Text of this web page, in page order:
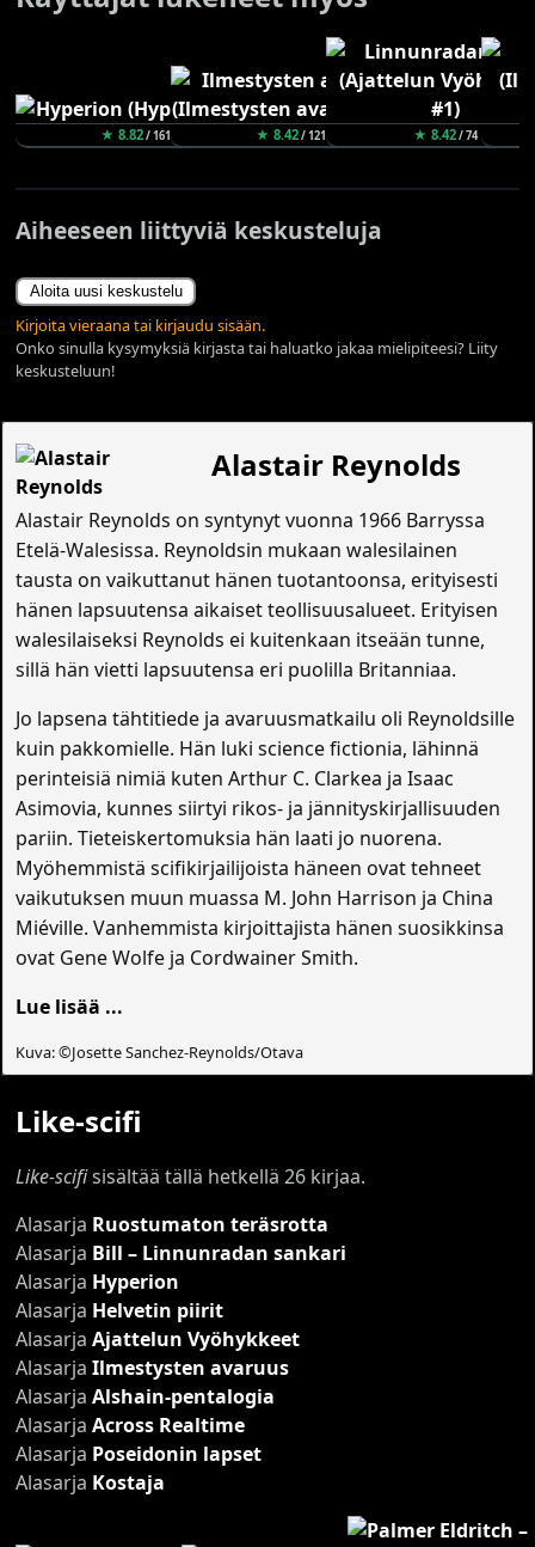
★ 8.82/ 161 ★ 8.42/ 121 ★ 8.42/ 74
Aiheeseen liittyviä keskusteluja
Aloita uusi keskustelu
Kirjoita vieraana tai kirjaudu sisään.
Onko sinulla kysymyksiä kirjasta tai haluatko jakaa mielipiteesi? Liity
keskusteluun!
Alastair Reynolds
Alastair Reynolds on syntynyt vuonna 1966 Barryssa
Etelä-Walesissa. Reynoldsin mukaan walesilainen
tausta on vaikuttanut hänen tuotantoonsa, erityisesti
hänen lapsuutensa aikaiset teollisuusalueet. Erityisen
walesilaiseksi Reynolds ei kuitenkaan itseään tunne,
sillä hän vietti lapsuutensa eri puolilla Britanniaa.
Jo lapsena tähtitiede ja avaruusmatkailu oli Reynoldsille
kuin pakkomielle. Hän luki science fictionia, lähinnä
perinteisiä nimiä kuten Arthur C. Clarkea ja Isaac
Asimovia, kunnes siirtyi rikos- ja jännityskirjallisuuden
pariin. Tieteiskertomuksia hän laati jo nuorena.
Myöhemmistä scifikirjailijoista häneen ovat tehneet
vaikutuksen muun muassa M. John Harrison ja China
Miéville. Vanhemmista kirjoittajista hänen suosikkinsa
ovat Gene Wolfe ja Cordwainer Smith.
Lue lisää ...
Kuva: ©Josette Sanchez-Reynolds/Otava
Like-scifi
Like-scifisisältää tällä hetkellä 26 kirjaa.
Alasarja Ruostumaton teräsrotta
Alasarja Bill – Linnunradan sankari
Alasarja Hyperion
Alasarja Helvetin piirit
AlasarjaAjattelun Vyöhykkeet
AlasarjaIlmestysten avaruus
AlasarjaAlshain-pentalogia
AlasarjaAcross Realtime
Alasarja Poseidonin lapset
Alasarja Kostaja